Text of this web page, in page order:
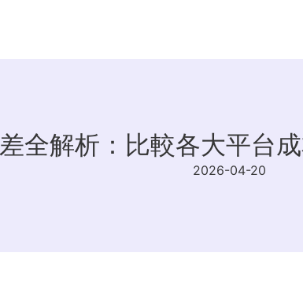
全解析：比較各大平台
2026-04-20